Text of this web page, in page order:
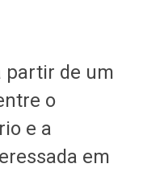
partir de um
o
e a
em